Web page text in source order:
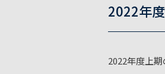
2022年
2022年度上